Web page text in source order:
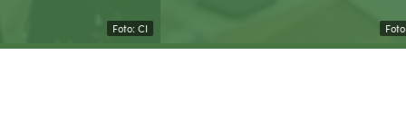
Foto von krakenimages auf Unsplash